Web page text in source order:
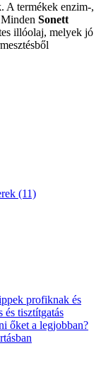
A termékek enzim-,
Sonett
illóolaj, melyek jó
(11)
profiknak és
és tisztítgatás
őket a legjobban?